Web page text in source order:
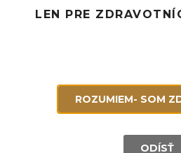
LEN PRE
ROZUMIEM- SOM
ODÍSŤ